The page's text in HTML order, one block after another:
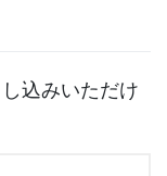
込みいただけ